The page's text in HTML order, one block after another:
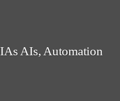
IAs AIs, Automation